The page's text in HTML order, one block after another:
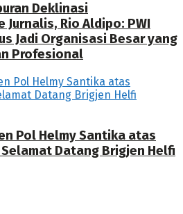
Deklinasi
Rio Aldipo: PWI
Jadi Organisasi Besar yang
Profesional
Pol Helmy Santika atas
Datang Brigjen Helfi